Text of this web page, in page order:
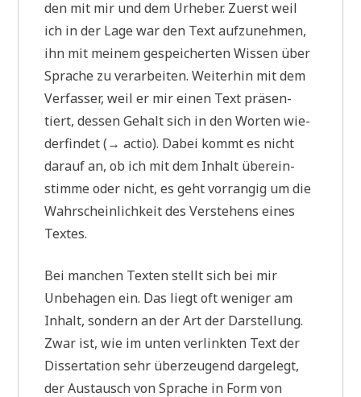
den mit mir und dem Urhe­ber. Zuerst weil
ich in der Lage war den Text auf­zu­neh­men,
ihn mit mei­nem gespei­cher­ten Wis­sen über
Spra­che zu ver­ar­bei­ten. Wei­ter­hin mit dem
Ver­fas­ser, weil er mir einen Text prä­sen­
tiert, des­sen Gehalt sich in den Wor­ten wie­
der­fin­det (→ actio). Dabei kommt es nicht
dar­auf an, ob ich mit dem Inhalt über­ein­
stim­me oder nicht, es geht vor­ran­gig um die
Wahr­schein­lich­keit des Ver­ste­hens eines
Textes.
Bei man­chen Tex­ten stellt sich bei mir
Unbe­ha­gen ein. Das liegt oft weni­ger am
Inhalt, son­dern an der Art der Dar­stel­lung.
Zwar ist, wie im unten ver­link­ten Text der
Dis­ser­ta­ti­on sehr über­zeu­gend dar­ge­legt,
der Aus­tausch von Spra­che in Form von